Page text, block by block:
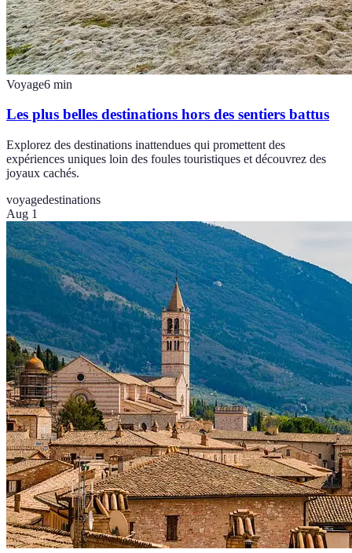
Voyage6 min
Les plus belles destinations hors des sentiers battus
Explorez des destinations inattendues qui promettent des
expériences uniques loin des foules touristiques et découvrez des
joyaux cachés.
voyagedestinations
Aug 1